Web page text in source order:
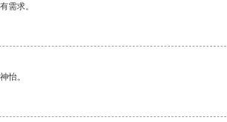
需求。
怡。